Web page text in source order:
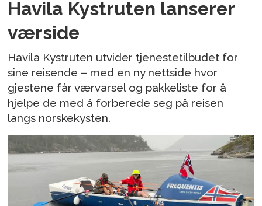
Havila Kystruten lanserer
værside
Havila Kystruten utvider tjenestetilbudet for
sine reisende – med en ny nettside hvor
gjestene får værvarsel og pakkeliste for å
hjelpe de med å forberede seg på reisen
langs norskekysten.